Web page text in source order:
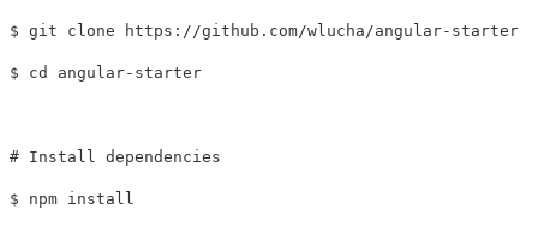
$
$ cd angular-starter
# Install dependencies
$ npm install